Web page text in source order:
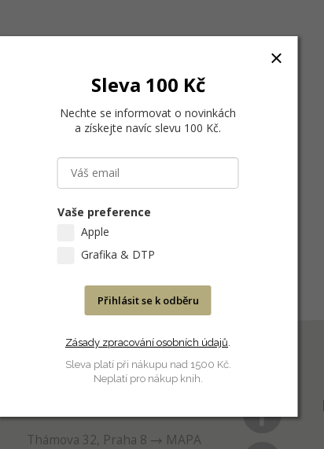
Thámova 32, Praha 8
MAPA
Sleva 100 Kč
Nechte se informovat o novinkách
a získejte navíc slevu 100 Kč.
Vaše preference
Apple
Grafika & DTP
Přihlásit se k odběru
Zásady zpracování osobních údajů.
Sleva platí při nákupu nad 1500 Kč.
Neplatí pro nákup knih.